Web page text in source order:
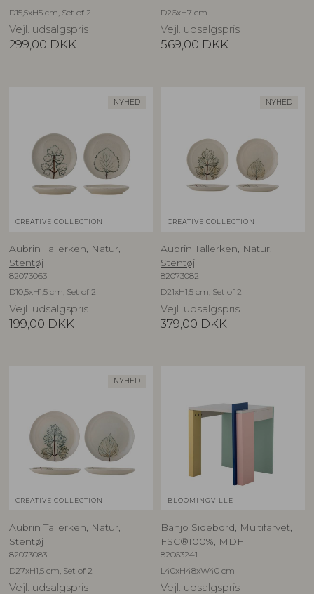
D15,5xH5 cm, Set of 2
Vejl. udsalgspris
299,00 DKK
D26xH7 cm
Vejl. udsalgspris
569,00 DKK
NYHED
CREATIVE COLLECTION
Aubrin Tallerken, Natur,
Stentøj
82073063
D10,5xH1,5 cm, Set of 2
Vejl. udsalgspris
199,00 DKK
NYHED
CREATIVE COLLECTION
Aubrin Tallerken, Natur,
Stentøj
82073082
D21xH1,5 cm, Set of 2
Vejl. udsalgspris
379,00 DKK
NYHED
CREATIVE COLLECTION
Aubrin Tallerken, Natur,
Stentøj
82073083
D27xH1,5 cm, Set of 2
Vejl. udsalgspris
BLOOMINGVILLE
Banjo Sidebord, Multifarvet,
FSC®100%, MDF
82063241
L40xH48xW40 cm
Vejl. udsalgspris